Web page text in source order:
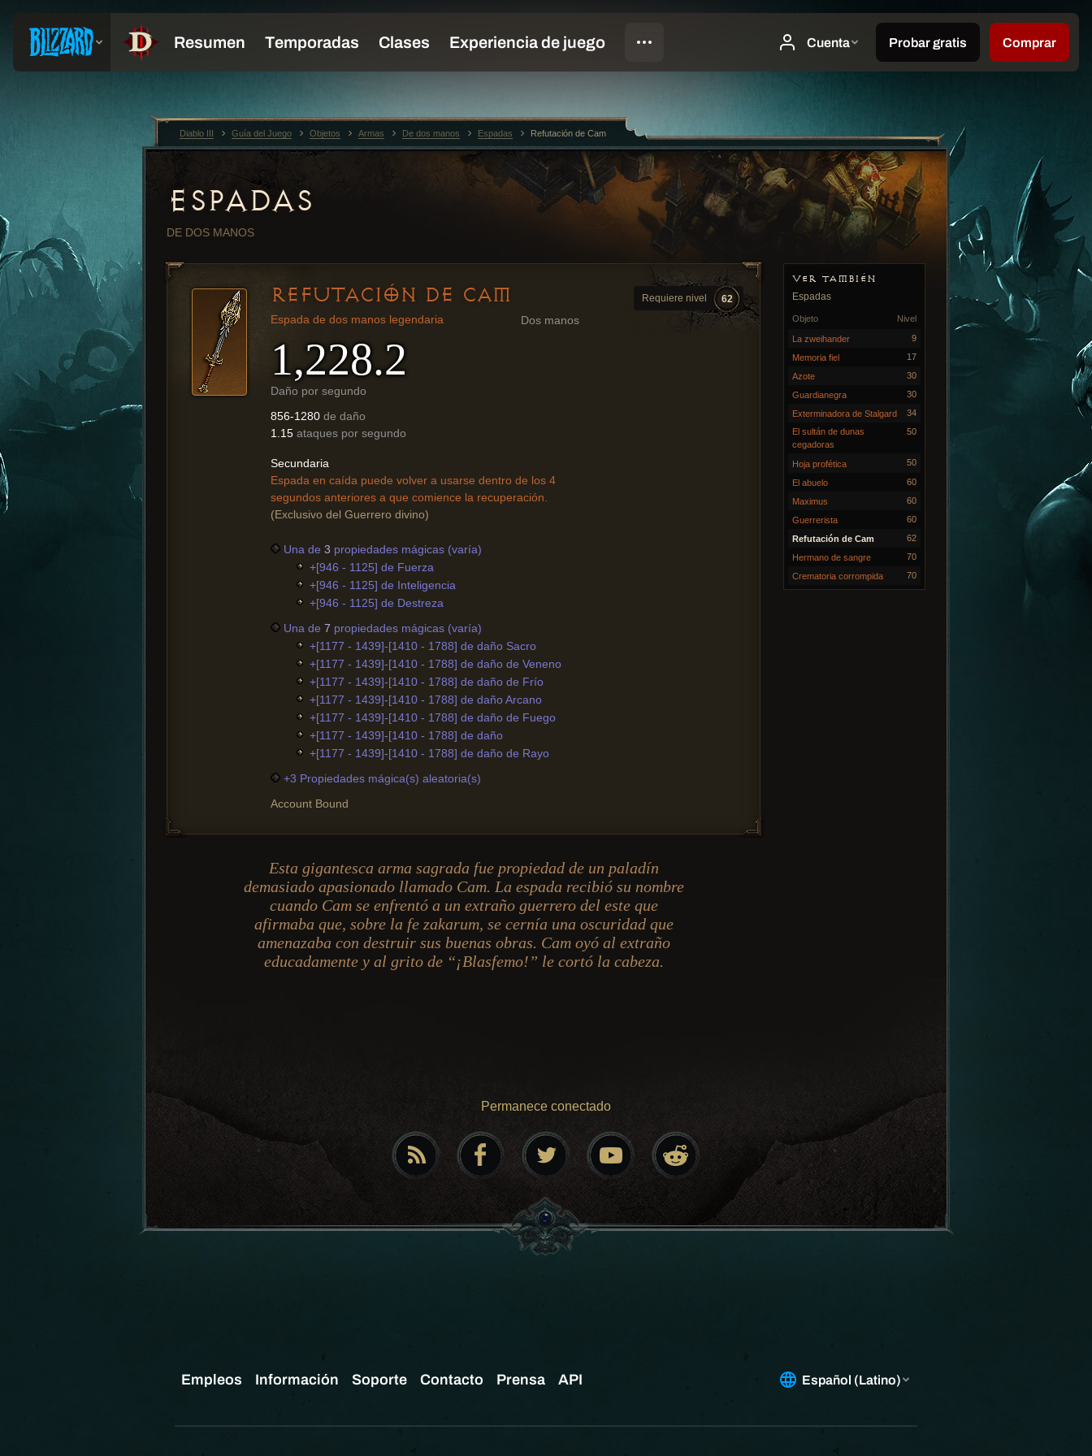
ESPADAS
DE DOS MANOS
VER TAMBIÉN
Espadas
Nivel
Objeto
La zweihander 9
Memoria fiel 17
Azote 30
Guardianegra 30
Exterminadora de Stalgard
34
El sultán de dunas
cegadoras
50
Hoja profética 50
El abuelo 60
Maximus 60
Guerrerista 60
Refutación de Cam 62
Hermano de sangre 70
Crematoria corrompida 70
Requiere nivel 62
REFUTACIÓN DE CAM
Dos manos
Espada de dos manos legendaria
1,228.2
Daño por segundo
856-1280 de daño
1.15 ataques por segundo
Secundaria
Espada en caída puede volver a usarse dentro de los 4
segundos anteriores a que comience la recuperación.
(Exclusivo del Guerrero divino)
Una de 3 propiedades mágicas (varía)
+[946 - 1125] de Fuerza
+[946 - 1125] de Inteligencia
+[946 - 1125] de Destreza
Una de 7 propiedades mágicas (varía)
+[1177 - 1439]-[1410 - 1788] de daño Sacro
+[1177 - 1439]-[1410 - 1788] de daño de Veneno
+[1177 - 1439]-[1410 - 1788] de daño de Frío
+[1177 - 1439]-[1410 - 1788] de daño Arcano
+[1177 - 1439]-[1410 - 1788] de daño de Fuego
+[1177 - 1439]-[1410 - 1788] de daño
+[1177 - 1439]-[1410 - 1788] de daño de Rayo
+3 Propiedades mágica(s) aleatoria(s)
Account Bound
Esta gigantesca arma sagrada fue propiedad de un paladín
demasiado apasionado llamado Cam. La espada recibió su nombre
cuando Cam se enfrentó a un extraño guerrero del este que
afirmaba que, sobre la fe zakarum, se cernía una oscuridad que
amenazaba con destruir sus buenas obras. Cam oyó al extraño
educadamente y al grito de “¡Blasfemo!” le cortó la cabeza.
Permanece conectado
Diablo III Guía del Juego Objetos Armas De dos manos Espadas Refutación de Cam